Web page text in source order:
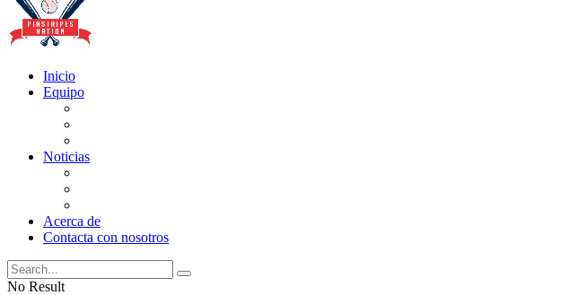
Inicio
Equipo
Noticias
Acerca de
Contacta con nosotros
No Result